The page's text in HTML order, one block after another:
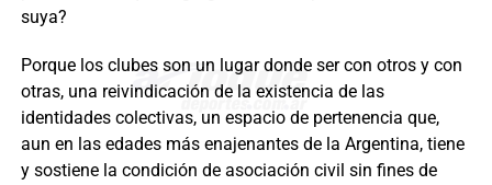
suya?
Porque los clubes son un lugar donde ser con otros y con
otras, una reivindicación de la existencia de las
identidades colectivas, un espacio de pertenencia que,
aun en las edades más enajenantes de la Argentina, tiene
y sostiene la condición de asociación civil sin fines de